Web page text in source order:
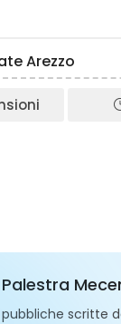
Arezzo
scritte